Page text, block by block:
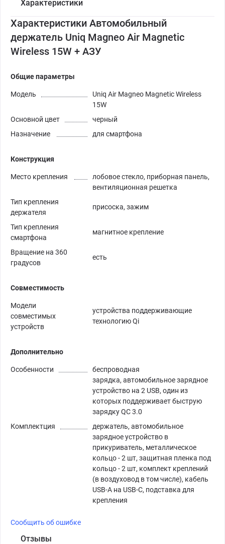
Характеристики
Характеристики Автомобильный
держатель Uniq Magneo Air Magnetic
Wireless 15W + АЗУ
Общие параметры
Модель
Uniq Air Magneo Magnetic Wireless
15W
Основной цвет
черный
Назначение
для смартфона
Конструкция
Место крепления
лобовое стекло, приборная панель,
вентиляционная решетка
Тип крепления
держателя
присоска, зажим
Тип крепления
смартфона
магнитное крепление
Вращение на 360
градусов
есть
Совместимость
Модели
совместимых
устройств
устройства поддерживающие
технологию Qi
Дополнительно
Особенности
беспроводная
зарядка, автомобильное зарядное
устройство на 2 USB, один из
которых поддерживает быструю
зарядку QC 3.0
Комплектция
держатель, автомобильное
зарядное устройство в
прикуриватель, металлическое
кольцо - 2 шт, защитная пленка под
кольцо - 2 шт, комплект креплений
(в воздуховод в том числе), кабель
USB-A на USB-C, подставка для
крепления
Сообщить об ошибке
Отзывы